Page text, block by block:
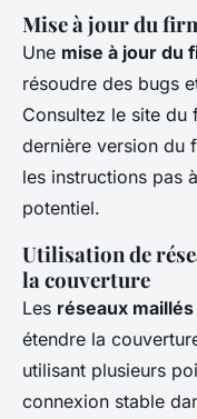
Mise à jour du
Une mise à jour du
résoudre des bugs
Consultez le site du
dernière version du
les instructions pas
potentiel.
Utilisation de
la couverture
Les réseaux maillés
étendre la
utilisant plusieurs
connexion stable